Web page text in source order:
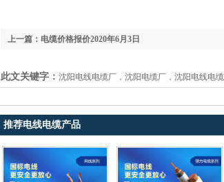
上一篇：电缆价格报价2020年6月3日
此文关键字： 沈阳电线电缆厂，沈阳电缆厂，沈阳电线电
推荐电线电缆产品